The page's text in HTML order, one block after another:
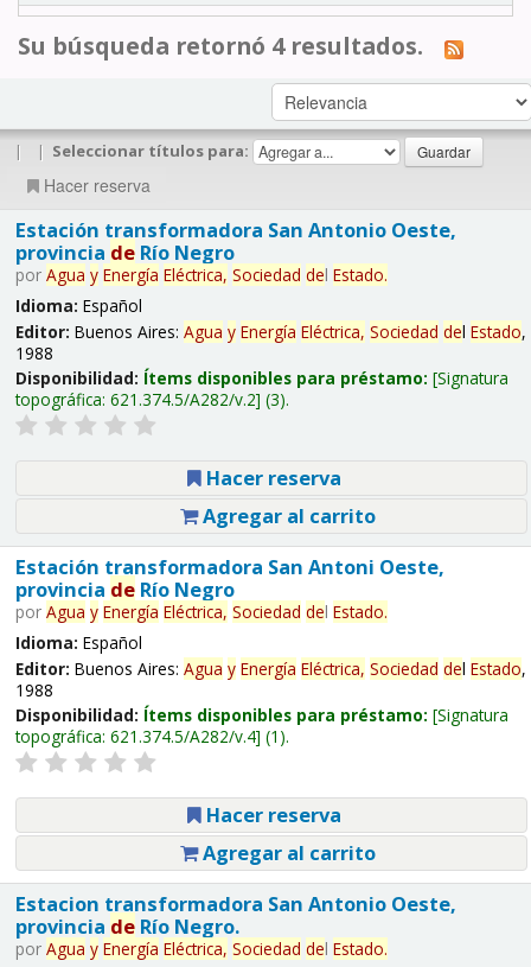
Su búsqueda retornó 4 resultados.
| | Seleccionar títulos para:
Hacer reserva
Estación transformadora San Antonio Oeste,
provincia deRío Negro
por Agua y Energía Eléctrica, Sociedad del Estado.
Idioma: Español
Editor: Buenos Aires: Agua y Energía Eléctrica, Sociedad del Estado,
1988
Disponibilidad: Ítems disponibles para préstamo: Signatura
topográfica: 621.374.5/A282/v.2 (3).
Hacer reserva
Agregar al carrito
Estación transformadora San Antoni Oeste,
provincia deRío Negro
por Agua y Energía Eléctrica, Sociedad del Estado.
Idioma: Español
Editor: Buenos Aires: Agua y Energía Eléctrica, Sociedad del Estado,
1988
Disponibilidad: Ítems disponibles para préstamo: Signatura
topográfica: 621.374.5/A282/v.4 (1).
Hacer reserva
Agregar al carrito
Estacion transformadora San Antonio Oeste,
provincia deRío Negro.
por Agua y Energía Eléctrica, Sociedad del Estado.